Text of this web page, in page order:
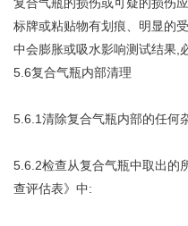
标牌或粘贴物有划痕、明显的
中会膨胀或吸水影响测试结果,
5.6复合气瓶内部清理
5.6.1清除复合气瓶内部的任何
5.6.2检查从复合气瓶中取出的
查评估表》中: